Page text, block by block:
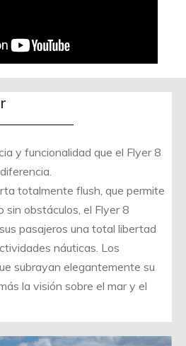
y funcionalidad que el Flyer 8
totalmente flush, que permite
sin obstáculos, el Flyer 8
pasajeros una total libertad
náuticas. Los
subrayan elegantemente su
la visión sobre el mar y el